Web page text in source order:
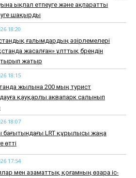
ықпал етпеуге және ақпаратты
шақырды
18:20
ғалымдардың әзірлемелері
жасалған» ұлттық брендін
жатыр
18:15
жылына 200 мың турист
қауқарлы аквапарк салынып
18:07
LRT құрылысы жаңа
өтті
17:54
мен азаматтық қоғамның өзара іс-